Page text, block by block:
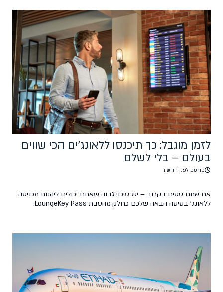
עושה זאת על אחריותו בלבד.
לזמן מוגבל: כך תיכנסו ללאונג'ים הכי שווים
בעולם – בלי לשלם
פורסם לפני חודש 1
אם אתם טסים בקרוב – יש סיכוי גבוה שאתם יכולים ליהנות מכניסה
ללאונג' בטיסה הבאה שלכם כחלק מהטבת LoungeKey Pass.
כרטיס טיסות סודיות, בעלי כרטיס קיימים וחדשים מבצעים עסקה של